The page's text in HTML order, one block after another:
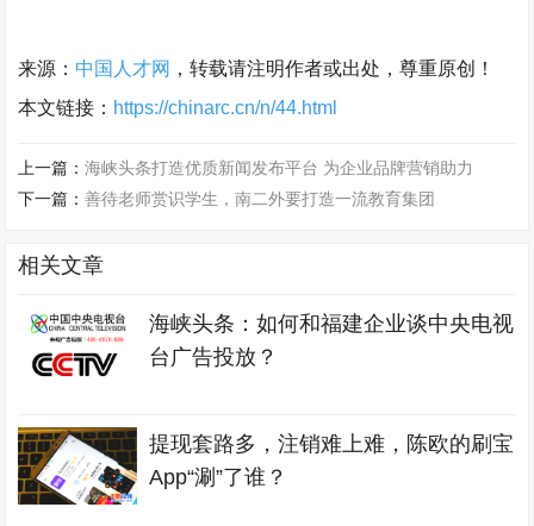
来源： 中国人才网 ，转载请注明作者或出处，尊重原创！
本文链接： https://chinarc.cn/n/44.html
上一篇：海峡头条打造优质新闻发布平台 为企业品牌营销助力
下一篇：善待老师赏识学生，南二外要打造一流教育集团
相关文章
海峡头条：如何和福建企业谈中央电视
台广告投放？
提现套路多，注销难上难，陈欧的刷宝
App“涮”了谁？